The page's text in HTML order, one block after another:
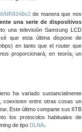
de manera que nos
una serie de dispositivos
una televisión Samsung LCD
que esta última dispone de
en tanto que el router que
proporcionará, en teoría, un
ha variado sustancialmente
coexisten entre otras cosas un
Este último comparte sus 6TB
los protocolos habituales de
de tipo DLNA.